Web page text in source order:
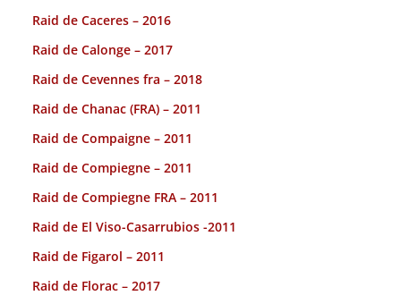
Raid de Caceres – 2016
Raid de Calonge – 2017
Raid de Cevennes fra – 2018
Raid de Chanac (FRA) – 2011
Raid de Compaigne – 2011
Raid de Compiegne – 2011
Raid de Compiegne FRA – 2011
Raid de El Viso-Casarrubios -2011
Raid de Figarol – 2011
Raid de Florac – 2017